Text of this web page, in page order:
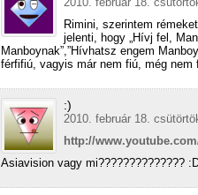
Rimini, szerintem
jelenti, hogy „Hívj fel,
Manboynak”,”Hívhatsz engem
férfifiú, vagyis már nem fiú, még
:)
2010. február 18.
http://
Asiavision vagy mi??????????????